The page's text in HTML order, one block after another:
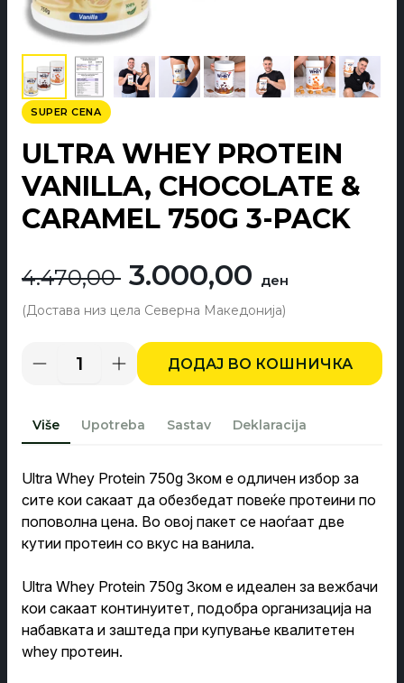
SUPER CENA
ULTRA WHEY PROTEIN
VANILLA, CHOCOLATE &
CARAMEL 750G 3-PACK
4.470,00 Originalna
cena
je
3.000,00 ден
je:
Ultra
Chocolate
&
750g
3-
Pack
ДОДАЈ ВО КОШНИЧКА
Više Upotreba Sastav Deklaracija
Ultra Whey Protein 750g 3ком е одличен избор за
сите кои сакаат да обезбедат повеќе протеини по
поповолна цена. Во овој пакет се наоѓаат две
кутии протеин со вкус на ванила.
Ultra Whey Protein 750g 3ком е идеален за вежбачи
кои сакаат континуитет, подобра организација на
набавката и заштеда при купување квалитетен
whey протеин.